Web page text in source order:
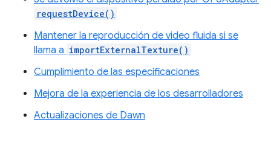
requestDevice()
Mantener la reproducción de video fluida si se
llama a importExternalTexture()
Cumplimiento de las especificaciones
Mejora de la experiencia de los desarrolladores
Actualizaciones de Dawn